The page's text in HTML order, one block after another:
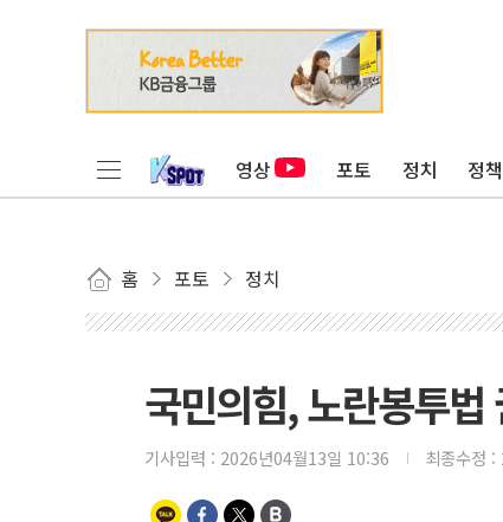
영상 포토 정치 정
홈 포토 정치
국민의힘, 노란봉투
기사입력 : 2026년04월13일 10:36 최종수정 :